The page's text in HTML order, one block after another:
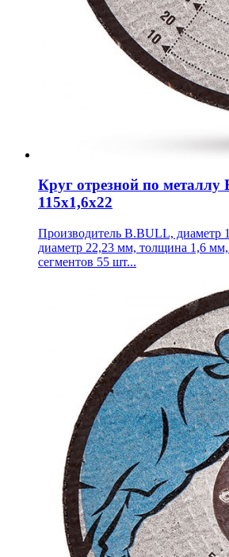
Круг отрезной по металлу
115х1,6х22
Производитель B.BULL, диаметр
диаметр 22,23 мм, толщина 1,6 мм,
сегментов 55 шт...